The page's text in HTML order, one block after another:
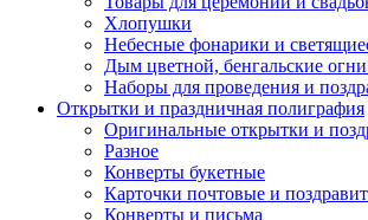
Хлопушки
Небесные фонарики и
Дым цветной, бенгальские
Наборы для проведения и
Открытки и праздничная полиграфия
Оригинальные открытки и
Разное
Конверты букетные
Карточки почтовые и
Конверты и письма